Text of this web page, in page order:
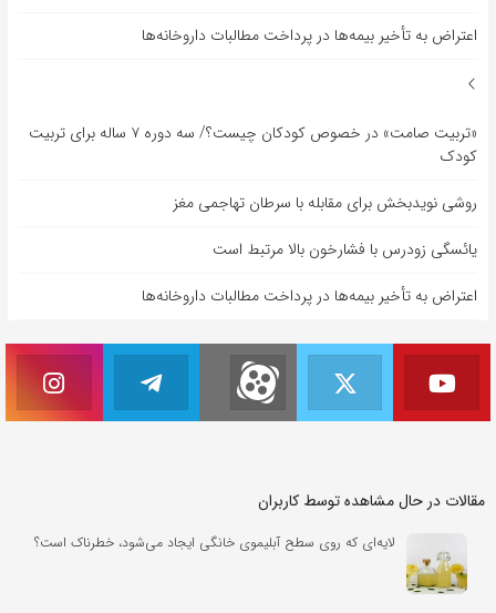
اعتراض به تأخیر بیمه‌ها در پرداخت مطالبات داروخانه‌ها
«تربیت صامت» در خصوص کودکان چیست؟/ سه دوره ۷ ساله برای تربیت
کودک
روشی نویدبخش برای مقابله با سرطان تهاجمی مغز
یائسگی زودرس با فشارخون بالا مرتبط است
اعتراض به تأخیر بیمه‌ها در پرداخت مطالبات داروخانه‌ها
مقالات در حال مشاهده توسط کاربران
لایه‌ای که روی سطح آبلیموی خانگی ایجاد می‌شود، خطرناک است؟